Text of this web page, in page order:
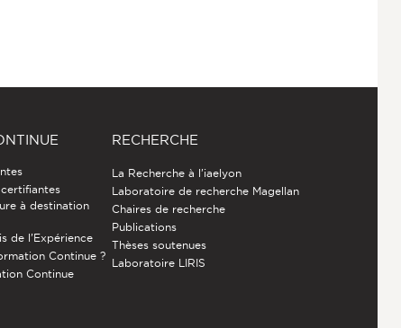
à destination
de l’Expérience
Continue ?
Continue
RECHERCHE
La Recherche à l'iaelyon
Laboratoire de recherche Magellan
Chaires de recherche
Publications
Thèses soutenues
Laboratoire LIRIS